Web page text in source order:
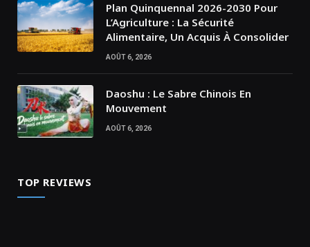
Plan Quinquennal 2026-2030 Pour
L’Agriculture : La Sécurité
Alimentaire, Un Acquis À Consolider
AOÛT 6, 2026
Daoshu : Le Sabre Chinois En
Mouvement
AOÛT 6, 2026
TOP REVIEWS